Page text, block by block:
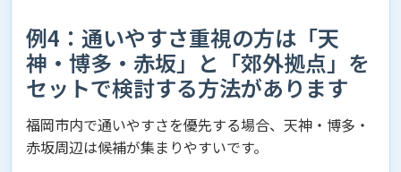
例4：通いやすさ重視の方は「天
神・博多・赤坂」と「郊外拠点」を
セットで検討する方法があります
福岡市内で通いやすさを優先する場合、天神・博多・
赤坂周辺は候補が集まりやすいです。